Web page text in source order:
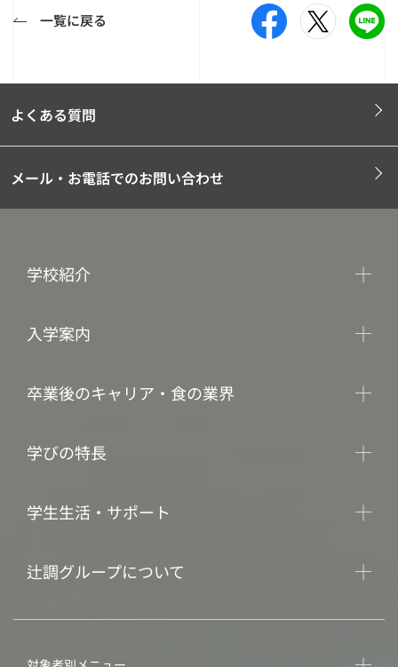
一覧に戻る
よくある質問
メール・お電話でのお問い合わせ
学校紹介
入学案内
卒業後のキャリア・食の業界
学びの特長
学生生活・サポート
辻調グループについて